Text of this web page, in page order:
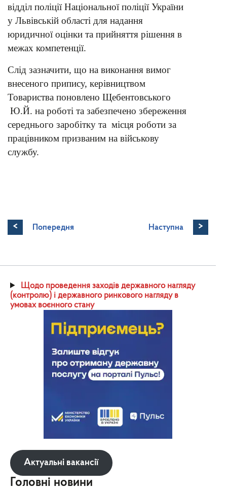
відділ поліції Національної поліції України
у Львівській області для надання
юридичної оцінки та прийняття рішення в
межах компетенції.
Слід зазначити, що на виконання вимог
внесеного припису, керівництвом
Товариства поновлено Щебентовського
Ю.Й. на роботі та забезпечено збереження
середнього заробітку та місця роботи за
працівником призваним на військову
службу.
< Попередня Наступна >
Щодо проведення заходів державного нагляду
(контролю) і державного ринкового нагляду в
умовах воєнного стану
Актуальні вакансії
Головні новини